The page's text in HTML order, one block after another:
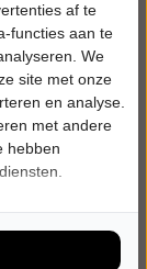
af te
functies aan te
We
site met onze
en analyse.
met andere
hebben